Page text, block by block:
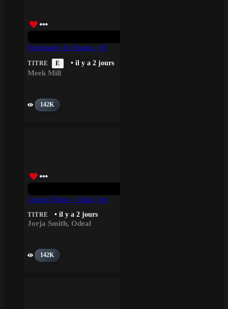
TITRE E • il y a 2 jours
Meek Mill
142K
TITRE • il y a 2 jours
Jorja Smith, Odeal
142K